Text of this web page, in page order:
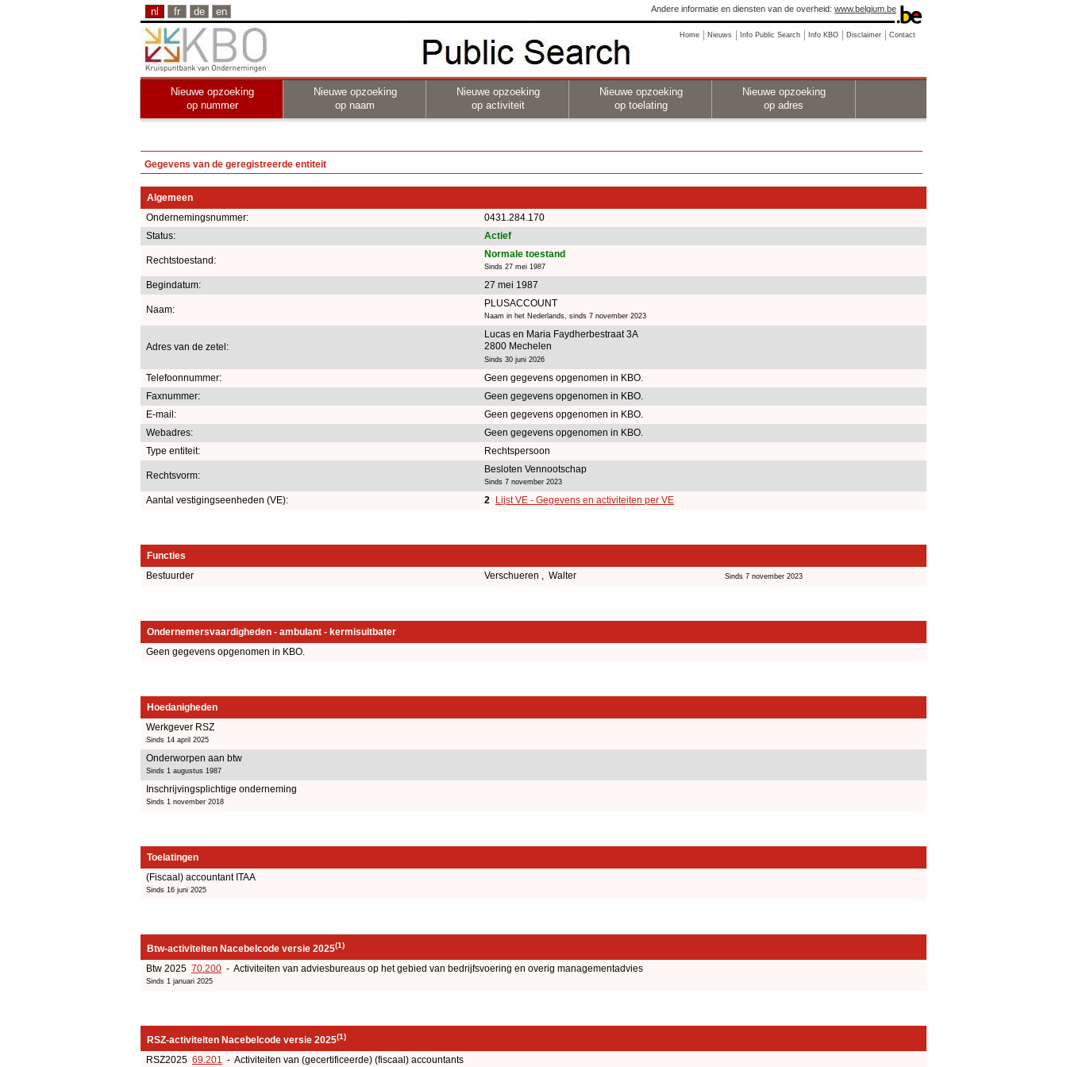
nl fr de en Andere informatie en diensten van de overheid: www.belgium.be
Home Nieuws Info Public Search Info KBO Disclaimer Contact
Nieuwe opzoeking
op nummer
Nieuwe opzoeking
op naam
Nieuwe opzoeking
op activiteit
Nieuwe opzoeking
op toelating
Nieuwe opzoeking
op adres
Gegevens van de geregistreerde entiteit
Algemeen
Ondernemingsnummer:
0431.284.170
Status:
Actief
Rechtstoestand:
Normale toestand
Sinds 27 mei 1987
Begindatum: 27 mei 1987
Naam:
PLUSACCOUNT
Naam in het Nederlands, sinds 7 november 2023
Adres van de zetel:
Lucas en Maria Faydherbestraat 3A
2800 Mechelen
Sinds 30 juni 2026
Telefoonnummer:
Geen gegevens opgenomen in KBO.
Faxnummer:
Geen gegevens opgenomen in KBO.
E-mail:
Geen gegevens opgenomen in KBO.
Webadres:
Geen gegevens opgenomen in KBO.
Type entiteit:
Rechtspersoon
Rechtsvorm:
Besloten Vennootschap
Sinds 7 november 2023
Aantal vestigingseenheden (VE): 2 Lijst VE - Gegevens en activiteiten per VE
Functies
Bestuurder
Verschueren , Walter Sinds 7 november 2023
Ondernemersvaardigheden - ambulant - kermisuitbater
Geen gegevens opgenomen in KBO.
Hoedanigheden
Werkgever RSZ
Sinds 14 april 2025
Onderworpen aan btw
Sinds 1 augustus 1987
Inschrijvingsplichtige onderneming
Sinds 1 november 2018
Toelatingen
(Fiscaal) accountant ITAA
Sinds 16 juni 2025
Btw-activiteiten Nacebelcode versie 2025(1)
Btw 2025 70.200 - Activiteiten van adviesbureaus op het gebied van bedrijfsvoering en overig managementadvies
Sinds 1 januari 2025
RSZ-activiteiten Nacebelcode versie 2025(1)
RSZ2025 69.201 - Activiteiten van (gecertificeerde) (fiscaal) accountants